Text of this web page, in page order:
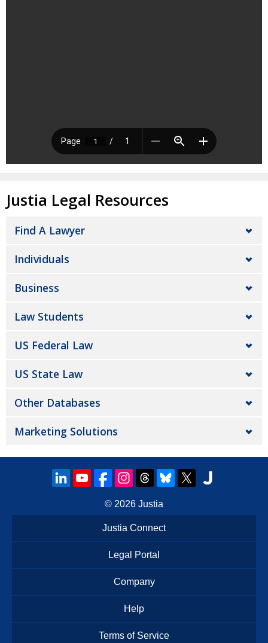
Justia Legal Resources
Find A Lawyer
Individuals
Business
Law Students
US Federal Law
US State Law
Other Databases
Marketing Solutions
© 2026 Justia
Justia Connect
Legal Portal
Company
Help
Terms of Service